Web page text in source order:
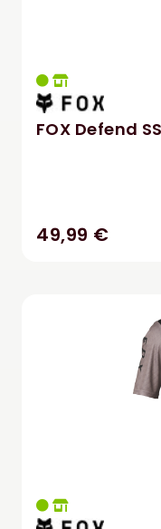
FOX Defend
49,99 €